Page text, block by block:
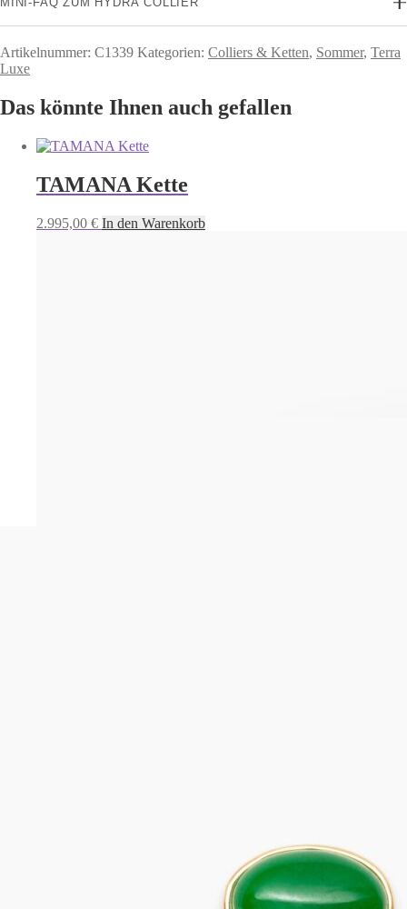
Artikelnummer: C1339 Kategorien: Colliers & Ketten, Sommer, Terra
Luxe
Das könnte Ihnen auch gefallen
TAMANA Kette
2.995,00 € In den Warenkorb